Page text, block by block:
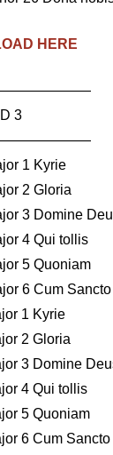
HERE
3
1 Kyrie
2 Gloria
3 Domine
4 Qui tollis
5 Quoniam
6 Cum
1 Kyrie
2 Gloria
3 Domine
4 Qui tollis
5 Quoniam
6 Cum